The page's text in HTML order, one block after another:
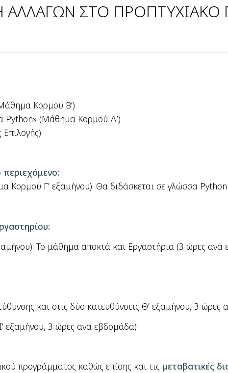
ΑΛΛΑΓΩΝ ΣΤΟ
Κορμού Β’)
Python» (Μάθημα Κορμού Δ’)
Γ’ εξαμήνου). Θα διδάσκεται σε γλώσσα Python
Το μάθημα αποκτά και Εργαστήρια (3 ώρες ανά
και στις δύο κατευθύνσεις Θ’ εξαμήνου, 3 ώρες
εξαμήνου, 3 ώρες ανά εβδομάδα)
προγράμματος καθώς επίσης και τις μεταβατικές